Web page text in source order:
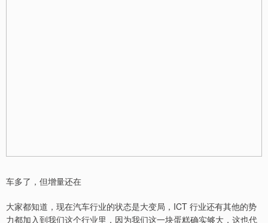
车多了，但增量还在
大家都知道，现在汽车行业的状态是大变局，ICT 行业还有其他的势
力都加入到我们这个行业里，因为我们这一块蛋糕确实够大，这也代